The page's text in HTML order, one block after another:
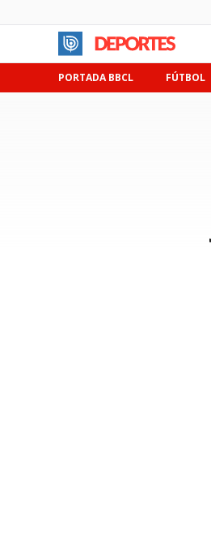
PORTADA BBCL FÚTBOL